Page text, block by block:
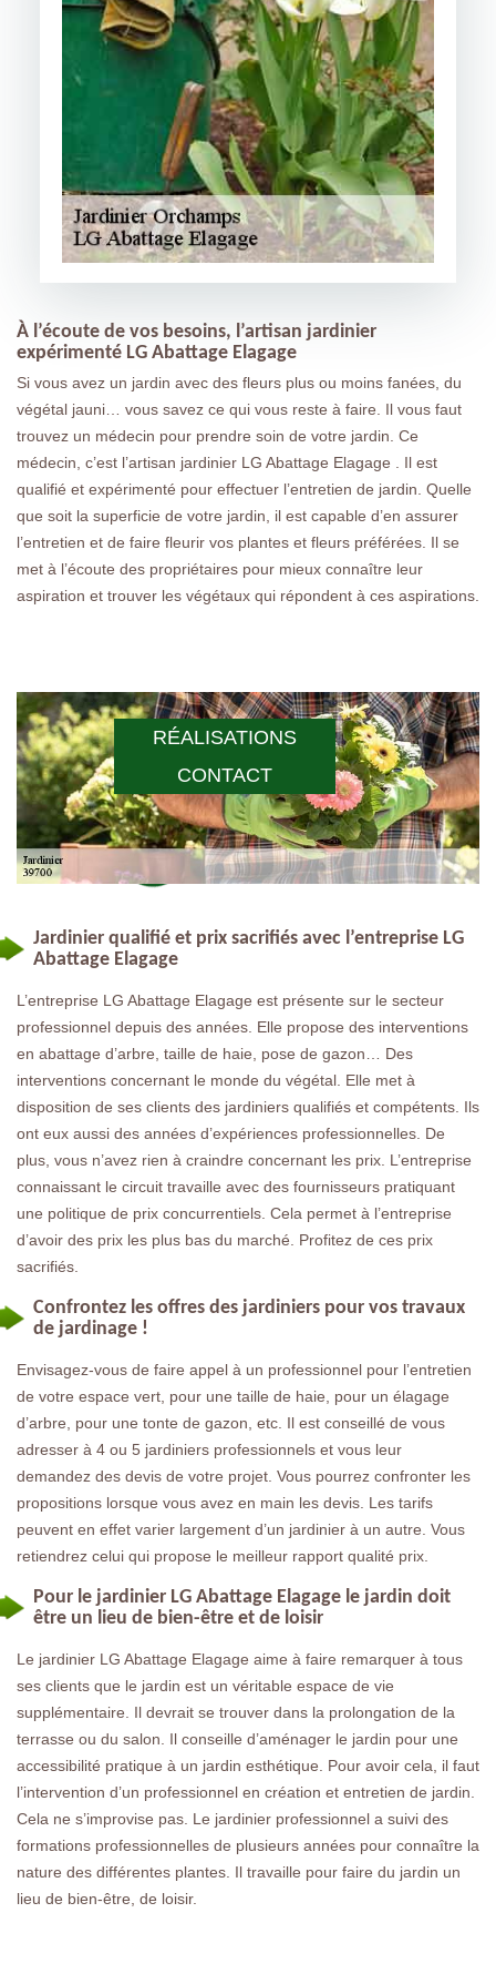
RÉALISATIONS
CONTACT
À l’écoute de vos besoins, l’artisan jardinier
expérimenté LG Abattage Elagage
Si vous avez un jardin avec des fleurs plus ou moins fanées, du
végétal jauni… vous savez ce qui vous reste à faire. Il vous faut
trouvez un médecin pour prendre soin de votre jardin. Ce
médecin, c’est l’artisan jardinier LG Abattage Elagage . Il est
qualifié et expérimenté pour effectuer l’entretien de jardin. Quelle
que soit la superficie de votre jardin, il est capable d’en assurer
l’entretien et de faire fleurir vos plantes et fleurs préférées. Il se
met à l’écoute des propriétaires pour mieux connaître leur
aspiration et trouver les végétaux qui répondent à ces aspirations.
Jardinier qualifié et prix sacrifiés avec l’entreprise LG
Abattage Elagage
L’entreprise LG Abattage Elagage est présente sur le secteur
professionnel depuis des années. Elle propose des interventions
en abattage d’arbre, taille de haie, pose de gazon… Des
interventions concernant le monde du végétal. Elle met à
disposition de ses clients des jardiniers qualifiés et compétents. Ils
ont eux aussi des années d’expériences professionnelles. De
plus, vous n’avez rien à craindre concernant les prix. L’entreprise
connaissant le circuit travaille avec des fournisseurs pratiquant
une politique de prix concurrentiels. Cela permet à l’entreprise
d’avoir des prix les plus bas du marché. Profitez de ces prix
sacrifiés.
Confrontez les offres des jardiniers pour vos travaux
de jardinage !
Envisagez-vous de faire appel à un professionnel pour l’entretien
de votre espace vert, pour une taille de haie, pour un élagage
d’arbre, pour une tonte de gazon, etc. Il est conseillé de vous
adresser à 4 ou 5 jardiniers professionnels et vous leur
demandez des devis de votre projet. Vous pourrez confronter les
propositions lorsque vous avez en main les devis. Les tarifs
peuvent en effet varier largement d’un jardinier à un autre. Vous
retiendrez celui qui propose le meilleur rapport qualité prix.
Pour le jardinier LG Abattage Elagage le jardin doit
être un lieu de bien-être et de loisir
Le jardinier LG Abattage Elagage aime à faire remarquer à tous
ses clients que le jardin est un véritable espace de vie
supplémentaire. Il devrait se trouver dans la prolongation de la
terrasse ou du salon. Il conseille d’aménager le jardin pour une
accessibilité pratique à un jardin esthétique. Pour avoir cela, il faut
l’intervention d’un professionnel en création et entretien de jardin.
Cela ne s’improvise pas. Le jardinier professionnel a suivi des
formations professionnelles de plusieurs années pour connaître la
nature des différentes plantes. Il travaille pour faire du jardin un
lieu de bien-être, de loisir.